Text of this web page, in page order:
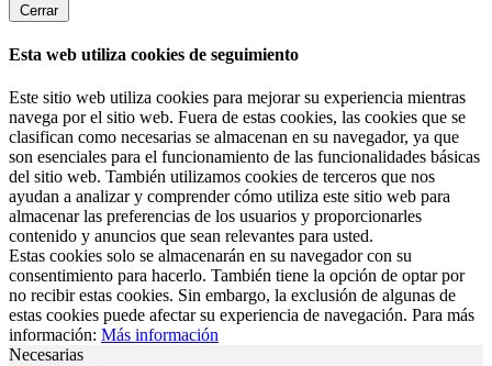
Cerrar
Esta web utiliza cookies de seguimiento
Este sitio web utiliza cookies para mejorar su experiencia mientras
navega por el sitio web. Fuera de estas cookies, las cookies que se
clasifican como necesarias se almacenan en su navegador, ya que
son esenciales para el funcionamiento de las funcionalidades básicas
del sitio web. También utilizamos cookies de terceros que nos
ayudan a analizar y comprender cómo utiliza este sitio web para
almacenar las preferencias de los usuarios y proporcionarles
contenido y anuncios que sean relevantes para usted.
Estas cookies solo se almacenarán en su navegador con su
consentimiento para hacerlo. También tiene la opción de optar por
no recibir estas cookies. Sin embargo, la exclusión de algunas de
estas cookies puede afectar su experiencia de navegación. Para más
información: Más información
Necesarias